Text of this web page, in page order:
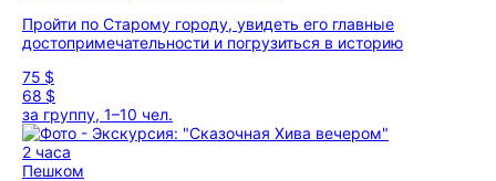
Пройти по Старому городу, увидеть его главные
достопримечательности и погрузиться в историю
75 $
68 $
за группу, 1–10 чел.
2 часа
Пешком